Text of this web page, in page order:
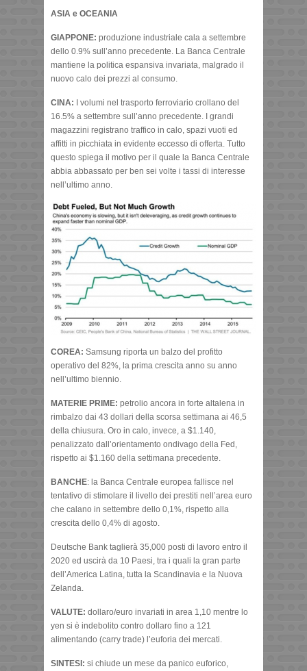
ASIA e OCEANIA
GIAPPONE: produzione industriale cala a settembre
dello 0.9% sull’anno precedente. La Banca Centrale
mantiene la politica espansiva invariata, malgrado il
nuovo calo dei prezzi al consumo.
CINA: I volumi nel trasporto ferroviario crollano del
16.5% a settembre sull’anno precedente. I grandi
magazzini registrano traffico in calo, spazi vuoti ed
affitti in picchiata in evidente eccesso di offerta. Tutto
questo spiega il motivo per il quale la Banca Centrale
abbia abbassato per ben sei volte i tassi di interesse
nell’ultimo anno.
COREA: Samsung riporta un balzo del profitto
operativo del 82%, la prima crescita anno su anno
nell’ultimo biennio.
MATERIE PRIME: petrolio ancora in forte altalena in
rimbalzo dai 43 dollari della scorsa settimana ai 46,5
della chiusura. Oro in calo, invece, a $1.140,
penalizzato dall’orientamento ondivago della Fed,
rispetto ai $1.160 della settimana precedente.
BANCHE: la Banca Centrale europea fallisce nel
tentativo di stimolare il livello dei prestiti nell’area euro
che calano in settembre dello 0,1%, rispetto alla
crescita dello 0,4% di agosto.
Deutsche Bank taglierà 35,000 posti di lavoro entro il
2020 ed uscirà da 10 Paesi, tra i quali la gran parte
dell’America Latina, tutta la Scandinavia e la Nuova
Zelanda.
VALUTE: dollaro/euro invariati in area 1,10 mentre lo
yen si è indebolito contro dollaro fino a 121
alimentando (carry trade) l’euforia dei mercati.
SINTESI: si chiude un mese da panico euforico,